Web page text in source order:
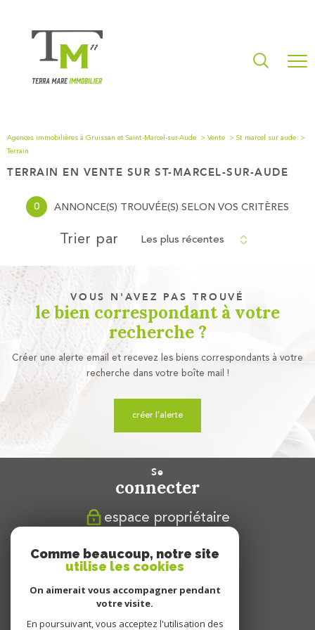
Agences immobilières à Gruissan et Saint-Marcel-sur-Aude Vente
St marcel sur aude
Terrain
TERRAIN EN VENTE SUR ST-MARCEL-SUR-AUDE
0 ANNONCE(S) TROUVÉE(S) SELON VOS CRITÈRES
Trier par Les plus récentes
VOUS N'AVEZ PAS TROUVÉ
le bien correspondant à votre
recherche ?
Créer une alerte email et recevez les biens correspondants à votre
recherche dans votre boîte mail !
créer l'alerte
se
connecter
espace propriétaire
nous
suivre
Comme beaucoup, notre site
utilise les cookies
On aimerait vous accompagner pendant
votre visite.
En poursuivant, vous acceptez l'utilisation des